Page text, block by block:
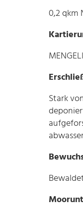
0,2 qkm
Stark